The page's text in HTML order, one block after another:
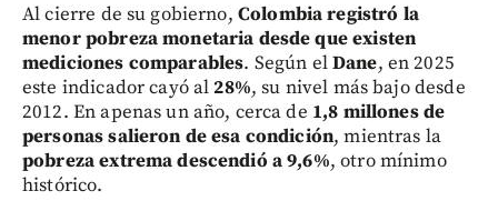
Al cierre de su gobierno, Colombia registró la
menor pobreza monetaria desde que existen
mediciones comparables. Según elDane, en 2025
este indicador cayó al28%, su nivel más bajo desde
2012. En apenas un año, cerca de 1,8 millones de
personas salieron de esa condición, mientras la
pobreza extrema descendió a 9,6%, otro mínimo
histórico.